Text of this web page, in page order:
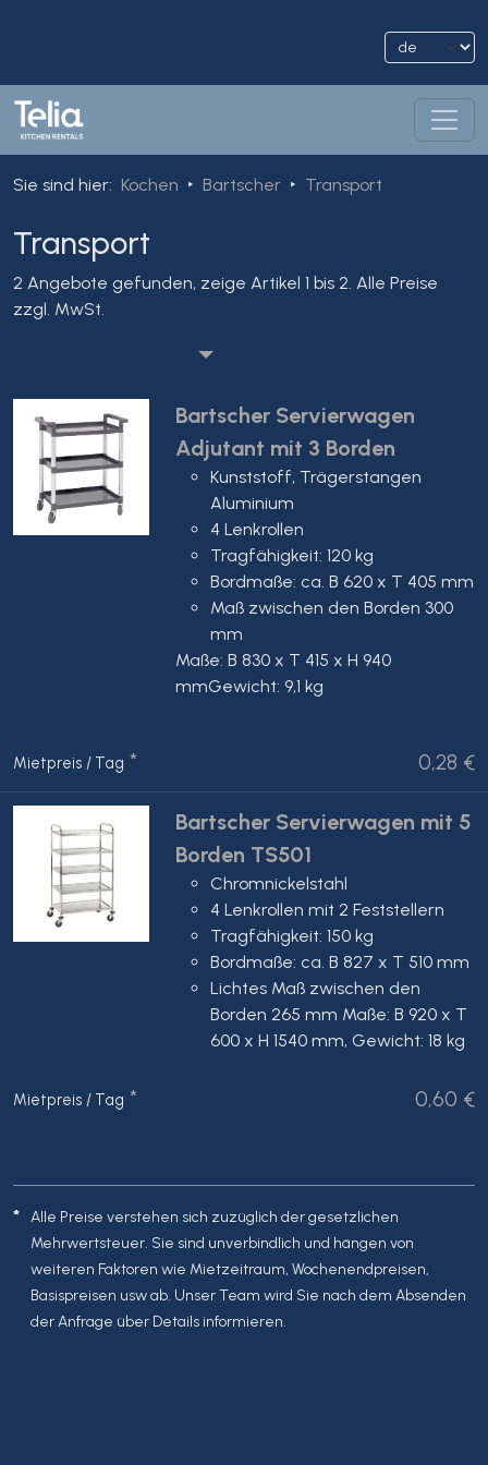
Sie sind hier: Kochen Bartscher Transport
Transport
2 Angebote gefunden, zeige Artikel 1 bis 2. Alle Preise
zzgl. MwSt.
Bartscher Servierwagen
Adjutant mit 3 Borden
Kunststoff, Trägerstangen
Aluminium
4 Lenkrollen
Tragfähigkeit: 120 kg
Bordmaße: ca. B 620 x T 405 mm
Maß zwischen den Borden 300
mm
Maße: B 830 x T 415 x H 940
mmGewicht: 9,1 kg
Mietpreis / Tag * 0,28 €
Bartscher Servierwagen mit 5
Borden TS501
Chromnickelstahl
4 Lenkrollen mit 2 Feststellern
Tragfähigkeit: 150 kg
Bordmaße: ca. B 827 x T 510 mm
Lichtes Maß zwischen den
Borden 265 mm Maße: B 920 x T
600 x H 1540 mm, Gewicht: 18 kg
Mietpreis / Tag * 0,60 €
* Alle Preise verstehen sich zuzüglich der gesetzlichen
Mehrwertsteuer. Sie sind unverbindlich und hängen von
weiteren Faktoren wie Mietzeitraum, Wochenendpreisen,
Basispreisen usw ab. Unser Team wird Sie nach dem Absenden
der Anfrage über Details informieren.